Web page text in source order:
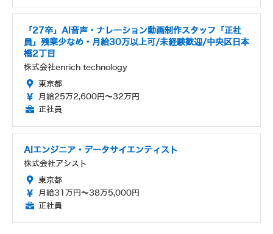
「27卒」AI音声・ナレーション動画制作スタッフ「正社
員」残業少なめ・月給30万以上可/未経験歓迎/中央区日本
橋2丁目
株式会社enrich technology
東京都
月給25万2,600円～32万円
正社員
AIエンジニア・データサイエンティスト
株式会社アシスト
東京都
月給31万円～38万5,000円
正社員